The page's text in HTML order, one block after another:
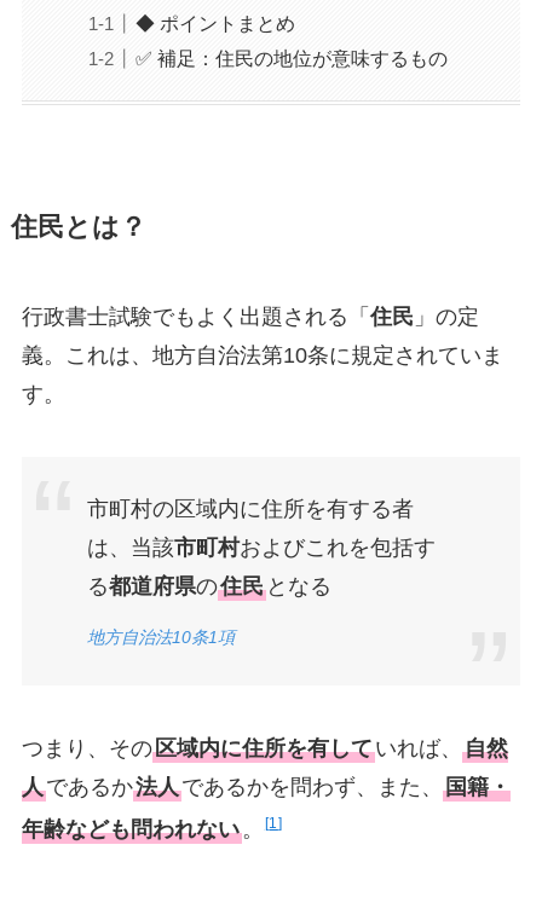
◆ ポイントまとめ
✅ 補足：住民の地位が意味するもの
住民とは？
行政書士試験でもよく出題される「 住民 」の定
義。これは、地方自治法第10条に規定されていま
す。
市町村の区域内に住所を有する者
は、当該市町村およびこれを包括す
る都道府県の住民となる
地方自治法10条1項
つまり、その区域内に住所を有していれば、 自然
人であるか法人であるかを問わず、また、 国籍・
年齢なども問われない。 1